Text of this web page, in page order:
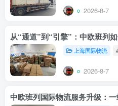
2026-8-7
从“通道”到“引擎”：中欧班列
上海国际物流
2026-8-7
中欧班列国际物流服务升级：